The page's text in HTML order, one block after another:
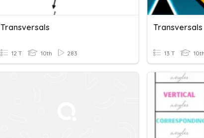
Transversals
12 T 10th 283
Transversals
13 T 10th